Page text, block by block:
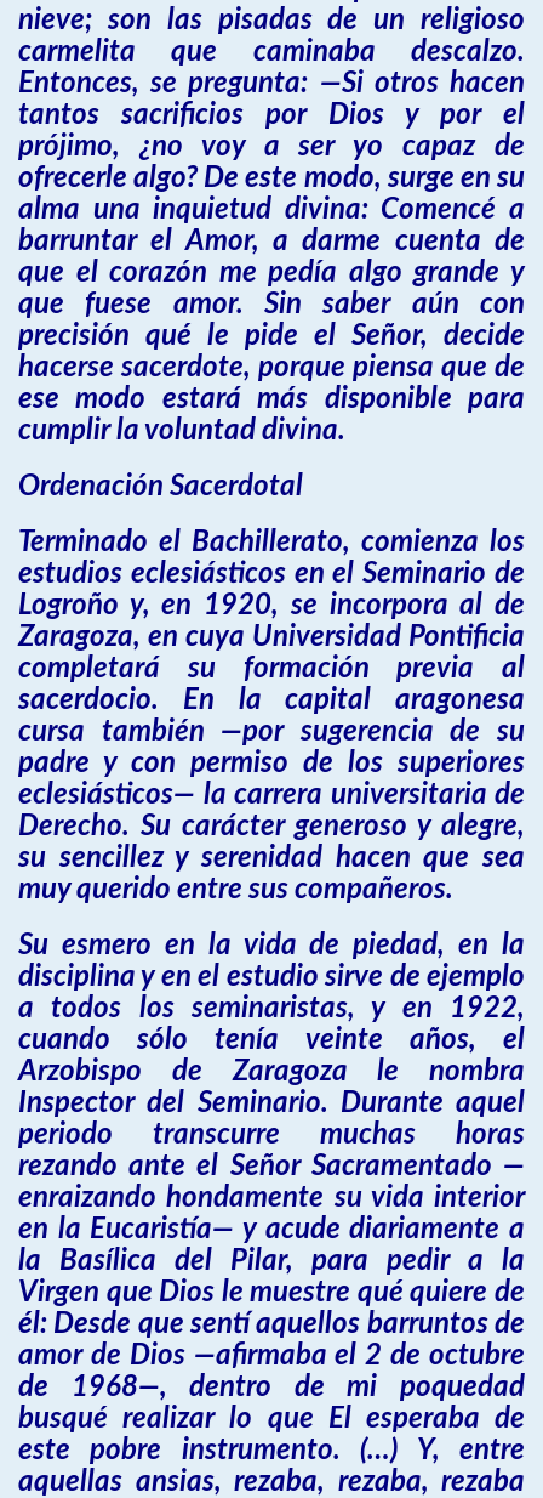
nieve; son las pisadas de un religioso
carmelita que caminaba descalzo.
Entonces, se pregunta: —Si otros hacen
tantos sacrificios por Dios y por el
prójimo, ¿no voy a ser yo capaz de
ofrecerle algo? De este modo, surge en su
alma una inquietud divina: Comencé a
barruntar el Amor, a darme cuenta de
que el corazón me pedía algo grande y
que fuese amor. Sin saber aún con
precisión qué le pide el Señor, decide
hacerse sacerdote, porque piensa que de
ese modo estará más disponible para
cumplir la voluntad divina.
Ordenación Sacerdotal
Terminado el Bachillerato, comienza los
estudios eclesiásticos en el Seminario de
Logroño y, en 1920, se incorpora al de
Zaragoza, en cuya Universidad Pontificia
completará su formación previa al
sacerdocio. En la capital aragonesa
cursa también —por sugerencia de su
padre y con permiso de los superiores
eclesiásticos— la carrera universitaria de
Derecho. Su carácter generoso y alegre,
su sencillez y serenidad hacen que sea
muy querido entre sus compañeros.
Su esmero en la vida de piedad, en la
disciplina y en el estudio sirve de ejemplo
a todos los seminaristas, y en 1922,
cuando sólo tenía veinte años, el
Arzobispo de Zaragoza le nombra
Inspector del Seminario. Durante aquel
periodo transcurre muchas horas
rezando ante el Señor Sacramentado —
enraizando hondamente su vida interior
en la Eucaristía— y acude diariamente a
la Basílica del Pilar, para pedir a la
Virgen que Dios le muestre qué quiere de
él: Desde que sentí aquellos barruntos de
amor de Dios —afirmaba el 2 de octubre
de 1968—, dentro de mi poquedad
busqué realizar lo que El esperaba de
este pobre instrumento. (…) Y, entre
aquellas ansias, rezaba, rezaba, rezaba